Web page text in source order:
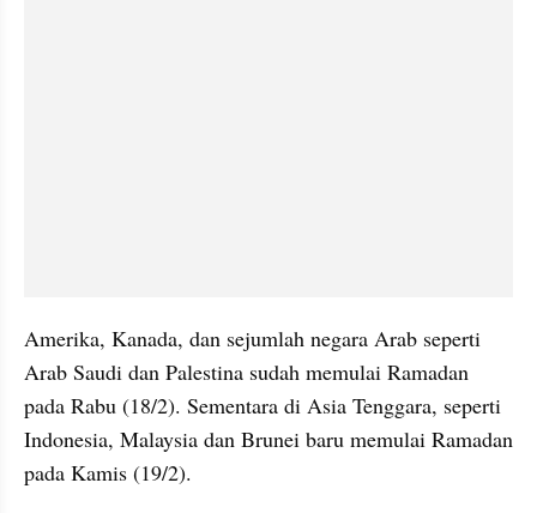
Amerika, Kanada, dan sejumlah negara Arab seperti
Arab Saudi dan Palestina sudah memulai Ramadan
pada Rabu (18/2). Sementara di Asia Tenggara, seperti
Indonesia, Malaysia dan Brunei baru memulai Ramadan
pada Kamis (19/2).